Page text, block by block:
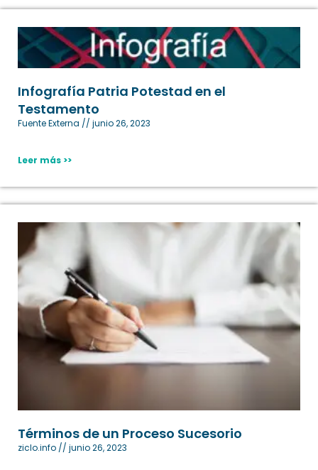
Infografía Patria Potestad en el
Testamento
Fuente Externa junio 26, 2023
Leer más >>
Términos de un Proceso Sucesorio
ziclo.info junio 26, 2023